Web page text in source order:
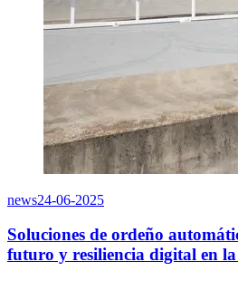
news24-06-2025
Soluciones de ordeño
futuro y resiliencia digital en